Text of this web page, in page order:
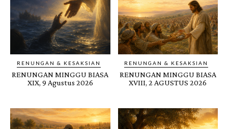
RENUNGAN & KESAKSIAN
RENUNGAN MINGGU BIASA
XIX, 9 Agustus 2026
RENUNGAN & KESAKSIAN
RENUNGAN MINGGU BIASA
XVIII, 2 AGUSTUS 2026